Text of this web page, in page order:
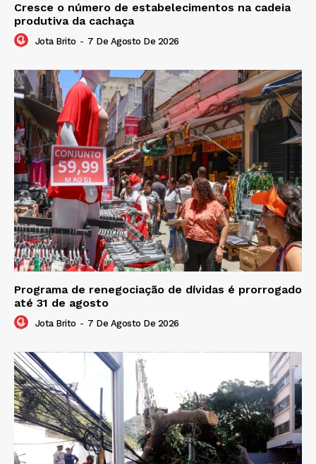
Cresce o número de estabelecimentos na cadeia
produtiva da cachaça
Jota Brito - 7 De Agosto De 2026
Programa de renegociação de dívidas é prorrogado
até 31 de agosto
Jota Brito - 7 De Agosto De 2026